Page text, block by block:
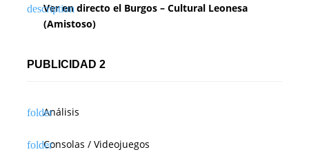
Ver en directo el Burgos – Cultural Leonesa
(Amistoso)
PUBLICIDAD 2
Análisis
Consolas / Videojuegos